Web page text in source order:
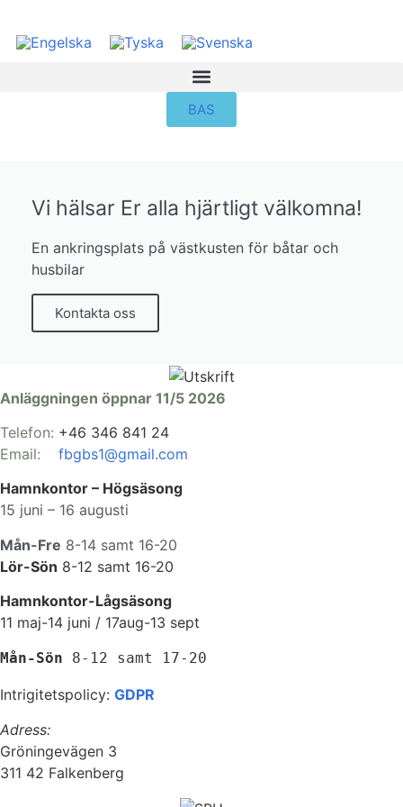
BAS
Vi hälsar Er alla hjärtligt välkomna!
En ankringsplats på västkusten för båtar och
husbilar
Kontakta oss
Anläggningen öppnar 11/5 2026
Telefon: +46 346 841 24
Email: fbgbs1@gmail.com
Hamnkontor – Högsäsong
15 juni – 16 augusti
Mån-Fre 8-14 samt 16-20
Lör-Sön 8-12 samt 16-20
Hamnkontor-Lågsäsong
11 maj-14 juni / 17aug-13 sept
Mån-Sön 8-12 samt 17-20
Intrigitetspolicy: GDPR
Adress:
Gröningevägen 3
311 42 Falkenberg